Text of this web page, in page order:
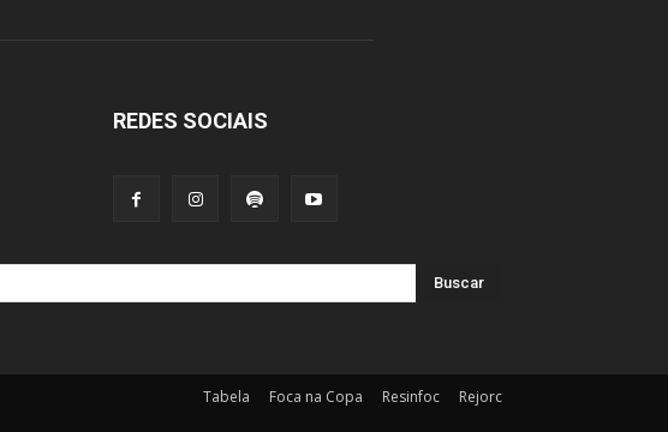
REDES SOCIAIS
Buscar
Tabela Foca na Copa Resinfoc Rejorc